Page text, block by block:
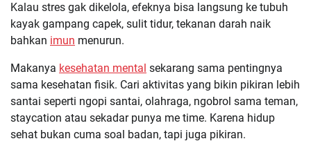
Kalau stres gak dikelola, efeknya bisa langsung ke tubuh
kayak gampang capek, sulit tidur, tekanan darah naik
bahkan imun menurun.
Makanya kesehatan mental sekarang sama pentingnya
sama kesehatan fisik. Cari aktivitas yang bikin pikiran lebih
santai seperti ngopi santai, olahraga, ngobrol sama teman,
staycation atau sekadar punya me time. Karena hidup
sehat bukan cuma soal badan, tapi juga pikiran.